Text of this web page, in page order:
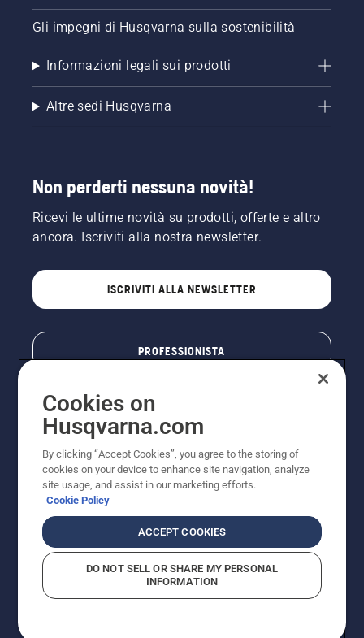
Gli impegni di Husqvarna sulla sostenibilità
Informazioni legali sui prodotti
Altre sedi Husqvarna
Non perderti nessuna novità!
Ricevi le ultime novità su prodotti, offerte e altro
ancora. Iscriviti alla nostra newsletter.
ISCRIVITI ALLA NEWSLETTER
PROFESSIONISTA
© Husqvarna AB (publ). Tutti i diritti riservati. I prezzi
pubblicati si intendono raccomandati e arrotondati, non
impegnativi, comprensivi di I.V.A. vigente. FERCAD SpA
- Via Retrone, 49 - 36077 Altavilla Vic. (VI) - Capitale
Sociale € 2.000.000 int. vers. P.I. e C.F. 01252490246 -
Cookies on
Husqvarna.com
By clicking “Accept Cookies”, you agree to the storing of
cookies on your device to enhance site navigation, analyze
site usage, and assist in our marketing efforts.
Cookie Policy
ACCEPT COOKIES
DO NOT SELL OR SHARE MY PERSONAL
INFORMATION